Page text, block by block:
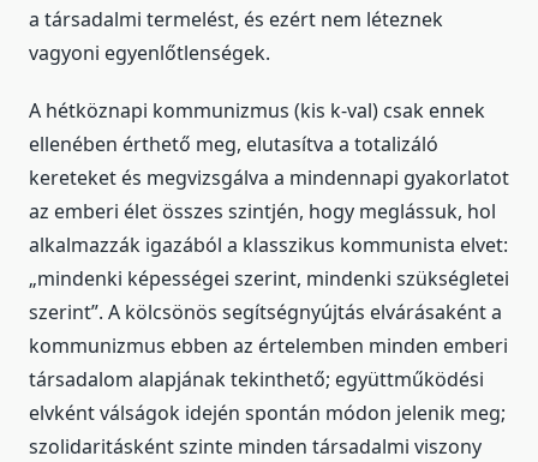
a társadalmi termelést, és ezért nem léteznek
vagyoni egyenlőtlenségek.
A hétköznapi kommunizmus (kis k-val) csak ennek
ellenében érthető meg, elutasítva a totalizáló
kereteket és megvizsgálva a mindennapi gyakorlatot
az emberi élet összes szintjén, hogy meglássuk, hol
alkalmazzák igazából a klasszikus kommunista elvet:
„mindenki képességei szerint, mindenki szükségletei
szerint”. A kölcsönös segítségnyújtás elvárásaként a
kommunizmus ebben az értelemben minden emberi
társadalom alapjának tekinthető; együttműködési
elvként válságok idején spontán módon jelenik meg;
szolidaritásként szinte minden társadalmi viszony